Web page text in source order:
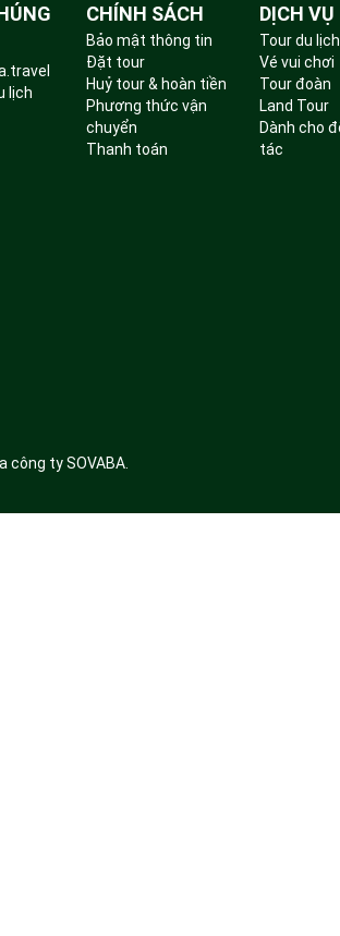
lịch
CHÍNH SÁCH
Bảo mật thông tin
Đặt tour
Huỷ tour & hoàn tiền
Phương thức vận
chuyển
Thanh toán
DỊCH VỤ
Tour du lịch
Vé vui chơi
Tour đoàn
Land Tour
Dành cho
tác
ty SOVABA.